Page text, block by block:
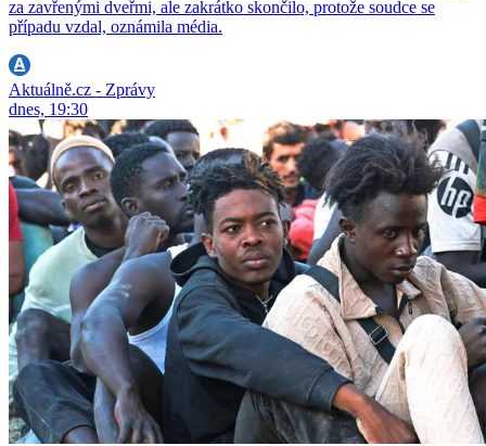
za zavřenými dveřmi, ale zakrátko skončilo, protože soudce se
případu vzdal, oznámila média.
Aktuálně.cz - Zprávy
dnes, 19:30